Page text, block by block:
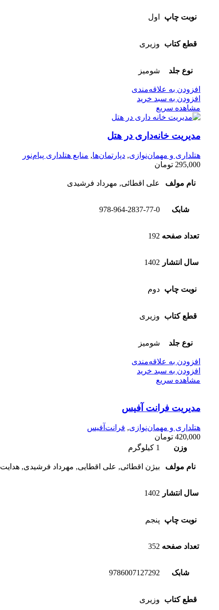
نوبت چاپ اول
قطع کتاب وزیری
نوع جلد شومیز
افزودن به علاقه‌مندی
افزودن به سبد خرید
مشاهده سریع
مدیریت خانه‌داری در هتل
هتلداری و مهمان‌نوازی, دپارتمان‌ها, منابع هتلداری پیام‌نور
295,000 تومان
نام مولف علی اقطائی, مهرداد فرشیدی
شابک 978-964-2837-77-0
تعداد صفحه 192
سال انتشار 1402
نوبت چاپ دوم
قطع کتاب وزیری
نوع جلد شومیز
افزودن به علاقه‌مندی
افزودن به سبد خرید
مشاهده سریع
مدیریت فرانت آفیس
هتلداری و مهمان‌نوازی, فرانت‌آفیس
420,000 تومان
وزن
1 کیلوگرم
نام مولف بیژن اقطائی, علی اقطایی, مهرداد فرشیدی,
سال انتشار 1402
نوبت چاپ پنجم
تعداد صفحه 352
شابک 9786007127292
قطع کتاب وزیری